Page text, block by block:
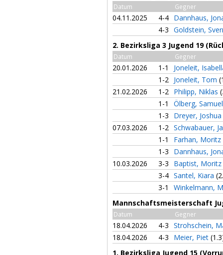
Datum Gegner
04.11.2025 4-4 Dannhaus,
4-3 Goldstein,
2. Bezirksliga 3 Jugend 19
Datum Gegner
20.01.2026 1-1
Joneleit,
1-2 Joneleit, Tom
21.02.2026
1-2 Philipp, Niklas
1-1
Ölberg,
1-3
Dreyer, Joshua
07.03.2026
1-2 Schwabauer,
1-1
Farhan, Moritz
1-3
Dannhaus,
10.03.2026
3-3
Baptist, Moritz
3-4 Santel, Kiara
3-1
Winkelmann,
Mannschaftsmeisterschaft
Datum Gegner
18.04.2026 4-3 Strohschein,
18.04.2026
4-3 Meier, Piet
1. Bezirksliga Jugend 15